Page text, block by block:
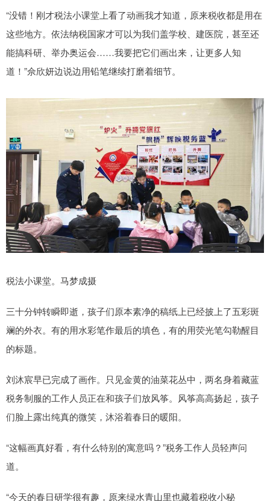
“没错！刚才税法小课堂上看了动画我才知道，原来税收都是用在
这些地方。依法纳税国家才可以为我们盖学校、建医院，甚至还
能搞科研、举办奥运会……我要把它们画出来，让更多人知
道！”佘欣妍边说边用铅笔继续打磨着细节。
税法小课堂。马梦成摄
三十分钟转瞬即逝，孩子们原本素净的稿纸上已经披上了五彩斑
斓的外衣。有的用水彩笔作最后的填色，有的用荧光笔勾勒醒目
的标题。
刘沐宸早已完成了画作。只见金黄的油菜花丛中，两名身着藏蓝
税务制服的工作人员正在和孩子们放风筝。风筝高高扬起，孩子
们脸上露出纯真的微笑，沐浴着春日的暖阳。
“这幅画真好看，有什么特别的寓意吗？”税务工作人员轻声问
道。
“今天的春日研学很有趣，原来绿水青山里也藏着税收小秘